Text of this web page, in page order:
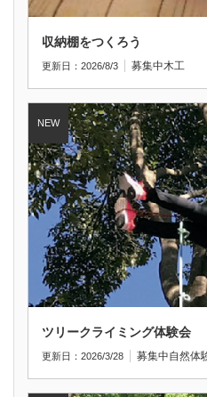
収納棚をつくろう
更新日：2026/8/3 募集中木工
ツリークライミング体験会
更新日：2026/3/28 募集中自然体